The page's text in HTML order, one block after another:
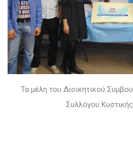
Τα μέλη του Διοικητικού
Συλλόγου